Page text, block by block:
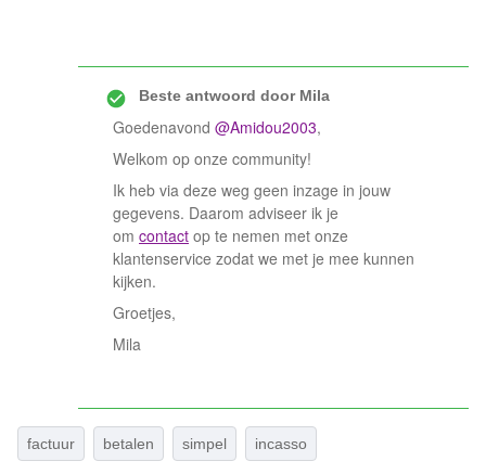
Beste antwoord doorMila
Goedenavond @Amidou2003,
Welkom op onze community!
Ik heb via deze weg geen inzage in jouw
gegevens. Daarom adviseer ik je
om contact op te nemen met onze
klantenservice zodat we met je mee kunnen
kijken.
Groetjes,
Mila
factuur betalen simpel incasso